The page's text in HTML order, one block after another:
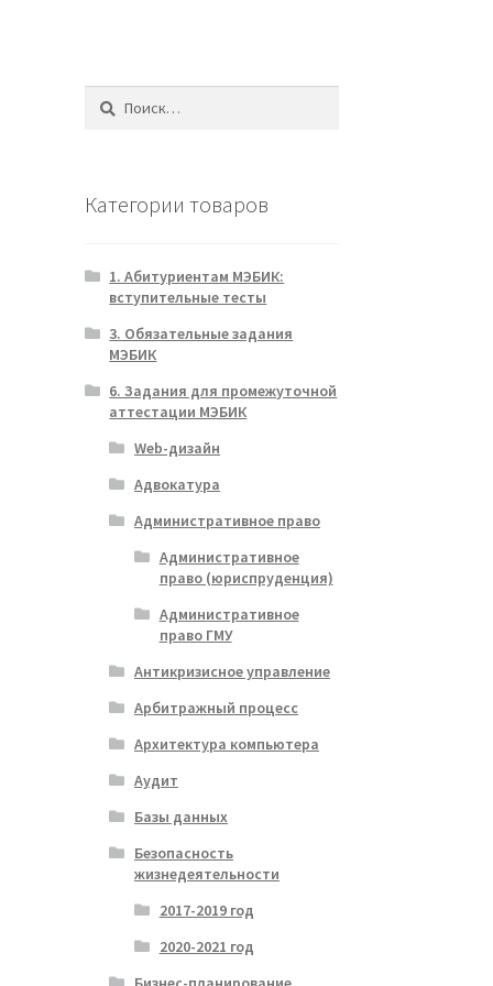
Найти:
Категории товаров
1. Абитуриентам МЭБИК:
вступительные тесты
3. Обязательные задания
МЭБИК
6. Задания для промежуточной
аттестации МЭБИК
Web-дизайн
Адвокатура
Административное право
Административное
право (юриспруденция)
Административное
право ГМУ
Антикризисное управление
Арбитражный процесс
Архитектура компьютера
Аудит
Базы данных
Безопасность
жизнедеятельности
2017-2019 год
2020-2021 год